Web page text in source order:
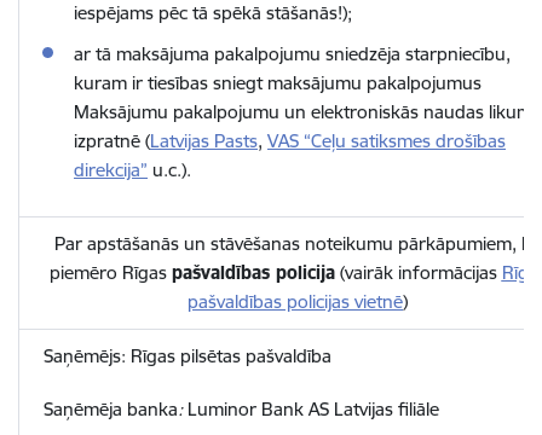
iespējams pēc tā spēkā stāšanās!);
ar tā maksājuma pakalpojumu sniedzēja starpniecību,
kuram ir tiesības sniegt maksājumu pakalpojumus
Maksājumu pakalpojumu un elektroniskās naudas likuma
izpratnē (Latvijas Pasts, VAS “Ceļu satiksmes drošības
direkcija” u.c.).
Par apstāšanās un stāvēšanas noteikumu pārkāpumiem, ko
piemēro Rīgas pašvaldības policija (vairāk informācijas
pašvaldības policijas vietnē)
Saņēmējs: Rīgas pilsētas pašvaldība
Saņēmēja banka: Luminor Bank AS Latvijas filiāle